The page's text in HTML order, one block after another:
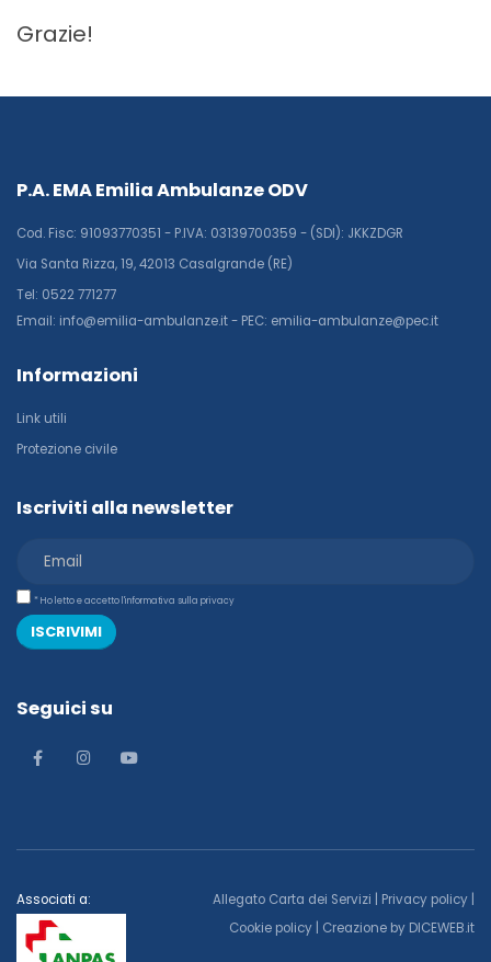
Grazie!
P.A. EMA Emilia Ambulanze ODV
Cod. Fisc: 91093770351 - P.IVA: 03139700359 - (SDI): JKKZDGR
Via Santa Rizza, 19, 42013 Casalgrande (RE)
Tel: 0522 771277
Email: info@emilia-ambulanze.it - PEC: emilia-ambulanze@pec.it
Informazioni
Link utili
Protezione civile
Iscriviti alla newsletter
* Ho letto e accetto l'informativa sulla privacy
ISCRIVIMI
Seguici su
Associati a: Allegato Carta dei Servizi Privacy policy|
Cookie policy| Creazione by DICEWEB.it